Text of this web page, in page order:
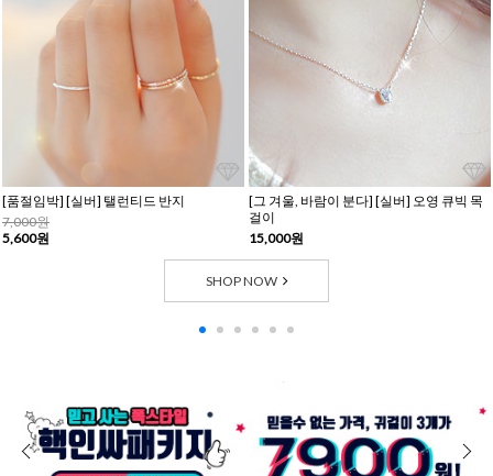
[품절임박] [실버] 탤런티드 반지
7,000원
5,600원
[그 겨울, 바람이 분다] [실버] 오영 큐빅 목
걸이
15,000원
SHOP NOW